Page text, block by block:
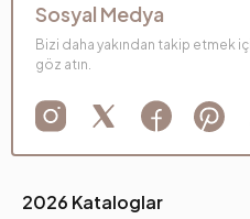
2026 Kataloglar
Sosyal Medya
Bizi daha yakından takip etmek
göz atın.